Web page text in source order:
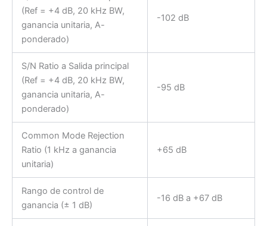
(Ref = +4 dB, 20 kHz BW,
ganancia unitaria, A-
ponderado)
-102 dB
S/N Ratio a Salida principal
(Ref = +4 dB, 20 kHz BW,
ganancia unitaria, A-
ponderado)
-95 dB
Common Mode Rejection
Ratio (1 kHz a ganancia
unitaria)
+65 dB
Rango de control de
ganancia (± 1 dB)
-16 dB a +67 dB